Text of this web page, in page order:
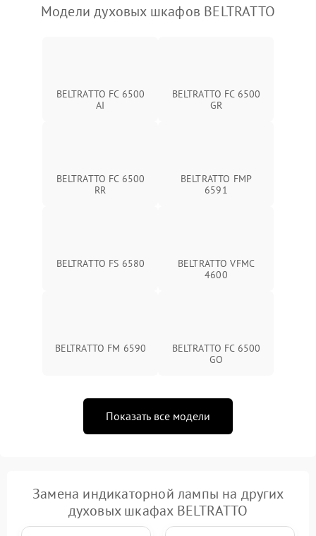
Модели духовых шкафов BELTRATTO
BELTRATTO FC 6500
AI
BELTRATTO FC 6500
GR
BELTRATTO FC 6500
RR
BELTRATTO FMP
6591
BELTRATTO FS 6580
BELTRATTO VFMC
4600
BELTRATTO FM 6590
BELTRATTO FC 6500
GO
Показать все модели
Замена индикаторной лампы на других
духовых шкафах BELTRATTO